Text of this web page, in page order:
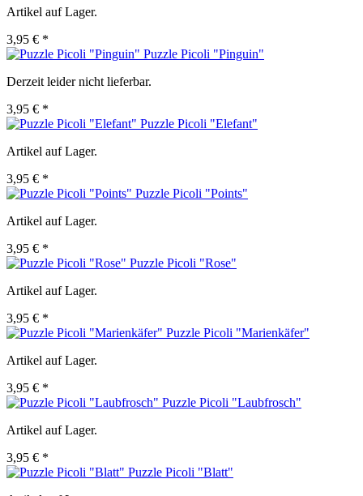
Artikel auf Lager.
3,95 € *
Puzzle Picoli "Pinguin"
Derzeit leider nicht lieferbar.
3,95 € *
Puzzle Picoli "Elefant"
Artikel auf Lager.
3,95 € *
Puzzle Picoli "Points"
Artikel auf Lager.
3,95 € *
Puzzle Picoli "Rose"
Artikel auf Lager.
3,95 € *
Puzzle Picoli "Marienkäfer"
Artikel auf Lager.
3,95 € *
Puzzle Picoli "Laubfrosch"
Artikel auf Lager.
3,95 € *
Puzzle Picoli "Blatt"